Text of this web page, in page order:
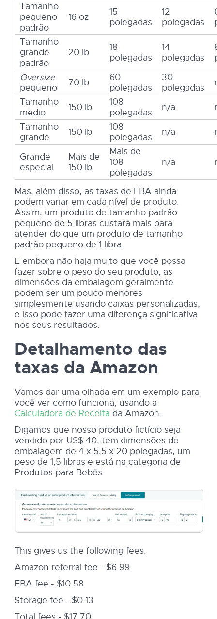
Tamanho
pequeno
padrão
16 oz
15
polegadas
12
polegadas
Tamanho
grande
padrão
20 lb
18
polegadas
14
polegadas
Oversize
pequeno
70 lb
60
polegadas
30
polegadas
Tamanho
médio
150 lb
108
polegadas
n/a
Tamanho
grande
150 lb
108
polegadas
n/a
Grande
especial
Mais de
150 lb
Mais de
108
polegadas
n/a
Mas, além disso, as taxas de FBA ainda
podem variar em cada nível de produto.
Assim, um produto de tamanho padrão
pequeno de 5 libras custará mais para
atender do que um produto de tamanho
padrão pequeno de 1 libra.
E embora não haja muito que você possa
fazer sobre o peso do seu produto, as
dimensões da embalagem geralmente
podem ser um pouco menores
simplesmente usando caixas personalizadas,
e isso pode fazer uma diferença significativa
nos seus resultados.
Detalhamento das
taxas da Amazon
Vamos dar uma olhada em um exemplo para
você ver como funciona, usando a
Calculadora de Receita da Amazon.
Digamos que nosso produto fictício seja
vendido por US$ 40, tem dimensões de
embalagem de 4 x 5,5 x 20 polegadas, um
peso de 1,5 libras e está na categoria de
Produtos para Bebês.
This gives us the following fees:
Amazon referral fee - $6.99
FBA fee - $10.58
Storage fee - $0.13
Total fees - $17.70